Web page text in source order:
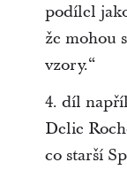
podílel
že mohou
vzory.“
4. díl
Delie
co starší